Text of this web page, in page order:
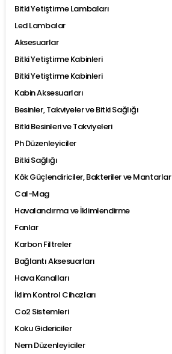
Bitki Yetiştirme Lambaları
Led Lambalar
Aksesuarlar
Bitki Yetiştirme Kabinleri
Bitki Yetiştirme Kabinleri
Kabin Aksesuarları
Besinler, Takviyeler ve Bitki Sağlığı
Bitki Besinleri ve Takviyeleri
Ph Düzenleyiciler
Bitki Sağlığı
Kök Güçlendiriciler, Bakteriler ve Mantarlar
Cal-Mag
Havalandırma ve İklimlendirme
Fanlar
Karbon Filtreler
Bağlantı Aksesuarları
Hava Kanalları
İklim Kontrol Cihazları
Co2 Sistemleri
Koku Gidericiler
Nem Düzenleyiciler